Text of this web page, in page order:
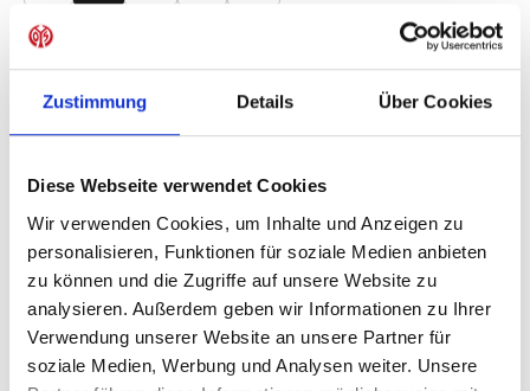
Zustimmung Details Über Cookies
Diese Webseite verwendet Cookies
Wir verwenden Cookies, um Inhalte und Anzeigen zu
personalisieren, Funktionen für soziale Medien anbieten
zu können und die Zugriffe auf unsere Website zu
analysieren. Außerdem geben wir Informationen zu Ihrer
Verwendung unserer Website an unsere Partner für
soziale Medien, Werbung und Analysen weiter. Unsere
Produkt Anzahl: Gib den gewünschten
Anzahl
Sofort verfügbar, Lieferzeit: 1-3 Tage
IN DEN WARENKORB
Produktdetails